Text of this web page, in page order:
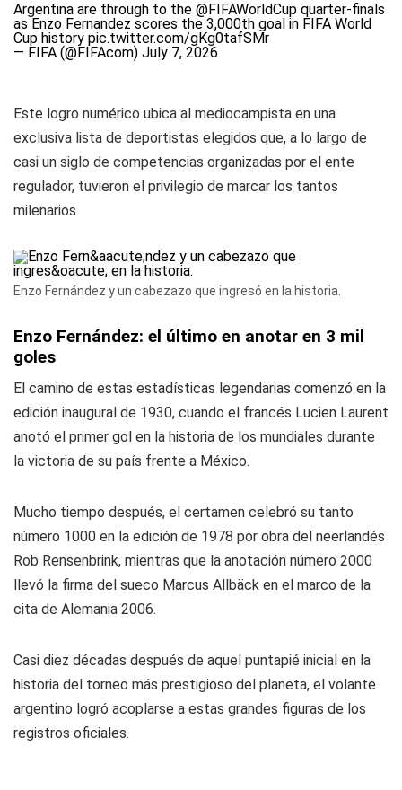
Argentina are through to the @FIFAWorldCup quarter-finals
as Enzo Fernandez scores the 3,000th goal in FIFA World
Cup history pic.twitter.com/gKg0tafSMr
— FIFA (@FIFAcom) July 7, 2026
Este logro numérico ubica al mediocampista en una
exclusiva lista de deportistas elegidos que, a lo largo de
casi un siglo de competencias organizadas por el ente
regulador, tuvieron el privilegio de marcar los tantos
milenarios.
Enzo Fernández y un cabezazo que ingresó en la historia.
Enzo Fernández: el último en anotar en 3 mil
goles
El camino de estas estadísticas legendarias comenzó en la
edición inaugural de 1930, cuando el francés Lucien Laurent
anotó el primer gol en la historia de los mundiales durante
la victoria de su país frente a México.
Mucho tiempo después, el certamen celebró su tanto
número 1000 en la edición de 1978 por obra del neerlandés
Rob Rensenbrink, mientras que la anotación número 2000
llevó la firma del sueco Marcus Allbäck en el marco de la
cita de Alemania 2006.
Casi diez décadas después de aquel puntapié inicial en la
historia del torneo más prestigioso del planeta, el volante
argentino logró acoplarse a estas grandes figuras de los
registros oficiales.